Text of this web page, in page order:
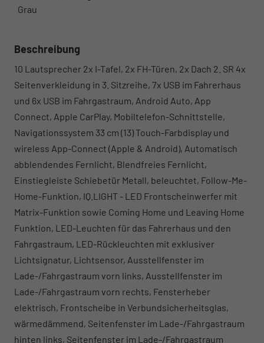
Grau
Beschreibung
10 Lautsprecher 2x I-Tafel, 2x FH-Türen, 2x Dach 2. SR 4x
Seitenverkleidung in 3. Sitzreihe, 7x USB im Fahrerhaus
und 6x USB im Fahrgastraum, Android Auto, App
Connect, Apple CarPlay, Mobiltelefon-Schnittstelle,
Navigationssystem 33 cm (13) Touch-Farbdisplay und
wireless App-Connect (Apple & Android), Automatisch
abblendendes Fernlicht, Blendfreies Fernlicht,
Einstiegleiste Schiebetür Metall, beleuchtet, Follow-Me-
Home-Funktion, IQ.LIGHT - LED Frontscheinwerfer mit
Matrix-Funktion sowie Coming Home und Leaving Home
Funktion, LED-Leuchten für das Fahrerhaus und den
Fahrgastraum, LED-Rückleuchten mit exklusiver
Lichtsignatur, Lichtsensor, Ausstellfenster im
Lade-/Fahrgastraum vorn links, Ausstellfenster im
Lade-/Fahrgastraum vorn rechts, Fensterheber
elektrisch, Frontscheibe in Verbundsicherheitsglas,
wärmedämmend, Seitenfenster im Lade-/Fahrgastraum
hinten links, Seitenfenster im Lade-/Fahrgastraum